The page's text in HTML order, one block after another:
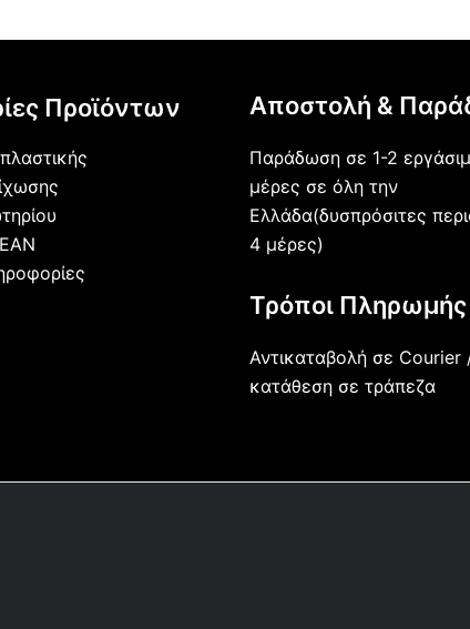
Προϊόντων Αποστολή &
Παράδωση σε 1-2
μέρες σε όλη την
Ελλάδα(δυσπρόσιτες
4 μέρες)
Τρόποι Πληρωμής
Αντικαταβολή σε Courier
κατάθεση σε τράπεζα